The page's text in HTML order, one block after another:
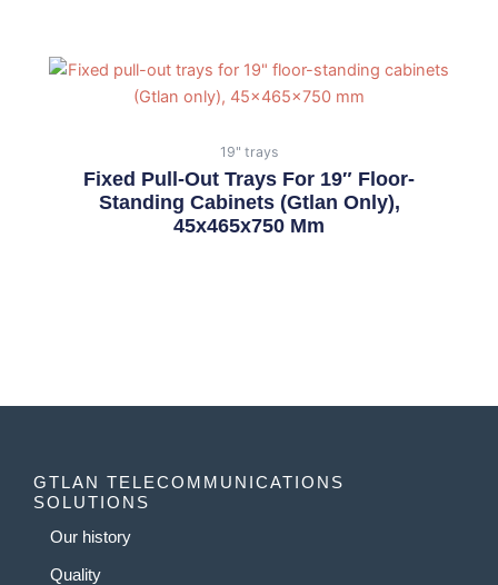
19" trays
Fixed Pull-Out Trays For 19″ Floor-
Standing Cabinets (Gtlan Only),
45x465x750 Mm
GTLAN TELECOMMUNICATIONS
SOLUTIONS
Our history
Quality